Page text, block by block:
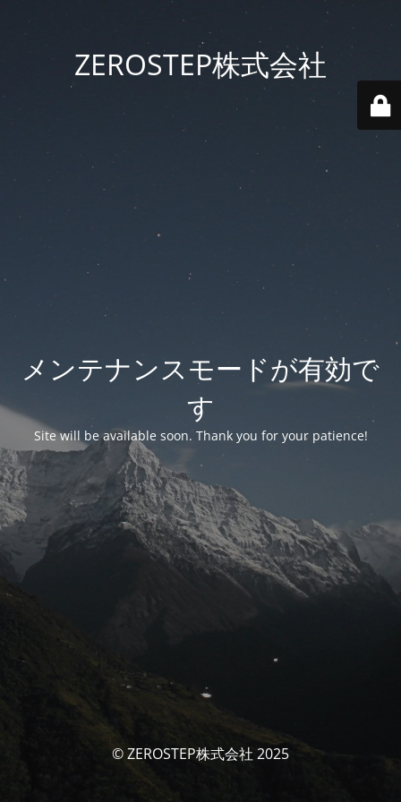
ZEROSTEP株式会社
メンテナンスモードが有効で
す
Site will be available soon. Thank you for your patience!
© ZEROSTEP株式会社 2025